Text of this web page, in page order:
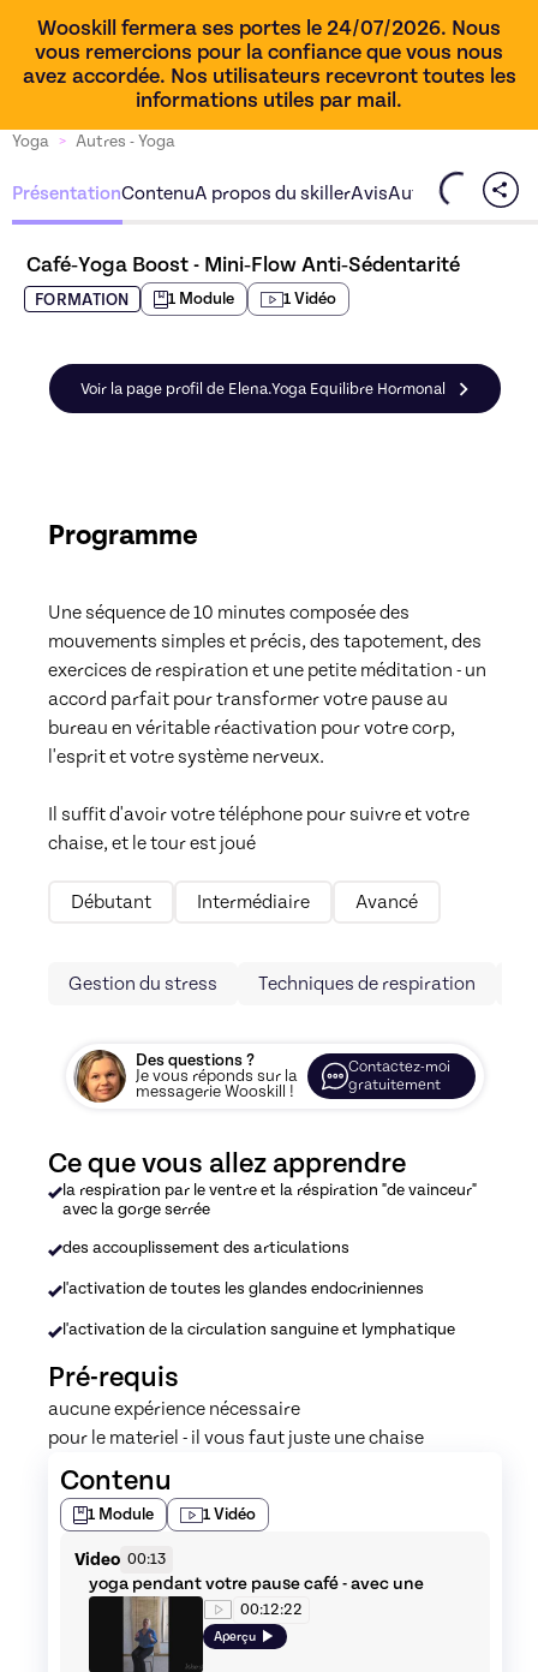
Wooskill fermera ses portes le 24/07/2026. Nous
vous remercions pour la confiance que vous nous
avez accordée. Nos utilisateurs recevront toutes les
informations utiles par mail.
Yoga > Autres - Yoga
PrésentationContenuA propos du skillerAvisAutres offres du
Café‑Yoga Boost - Mini‑Flow Anti‑Sédentarité
FORMATION 1Module 1Vidéo
Voir la page profil de Elena.Yoga Equilibre Hormonal
Programme
Une séquence de 10 minutes composée des
mouvements simples et précis, des tapotement, des
exercices de respiration et une petite méditation - un
accord parfait pour transformer votre pause au
bureau en véritable réactivation pour votre corp,
l'esprit et votre système nerveux.
Il suffit d'avoir votre téléphone pour suivre et votre
chaise, et le tour est joué
Débutant Intermédiaire Avancé
Gestion du stress Techniques de respiration
Des questions ?
Je vous réponds sur la
messagerie Wooskill !
Contactez-moi
gratuitement
Ce que vous allez apprendre
la respiration par le ventre et la réspiration "de vainceur"
avec la gorge serrée
des accouplissement des articulations
l'activation de toutes les glandes endocriniennes
l'activation de la circulation sanguine et lymphatique
Pré-requis
aucune expérience nécessaire
pour le materiel - il vous faut juste une chaise
Contenu
1 Module 1Vidéo
Video 00:13
yoga pendant votre pause café - avec une
chaise
00:12:22
Aperçu